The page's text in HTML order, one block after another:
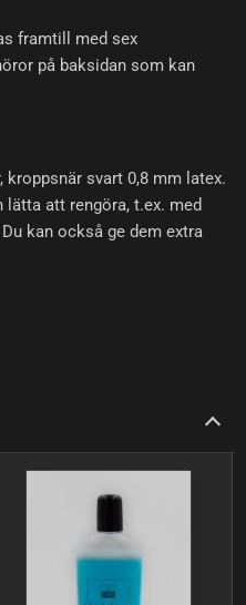
framtill med sex
på baksidan som kan
kroppsnär svart 0,8 mm latex.
lätta att rengöra, t.ex. med
kan också ge dem extra